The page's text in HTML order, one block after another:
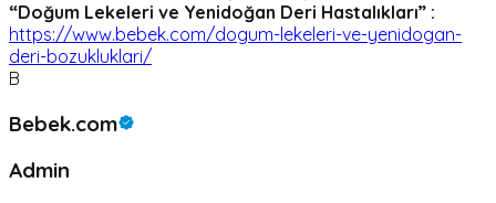
“Doğum Lekeleri ve Yenidoğan Deri Hastalıkları” :
https://www.bebek.com/dogum-lekeleri-ve-yenidogan-
deri-bozukluklari/
B
Bebek.com
Admin